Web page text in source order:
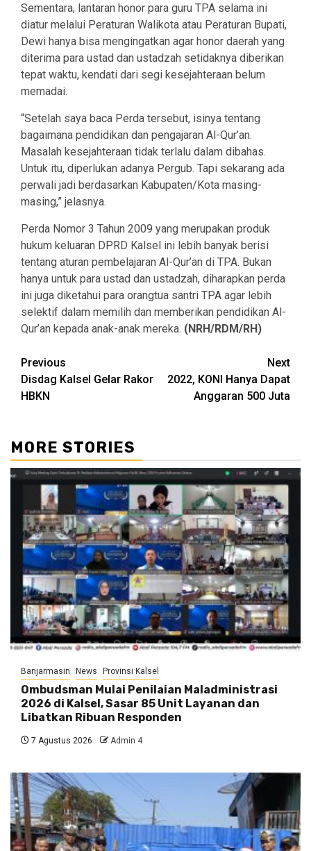
Sementara, lantaran honor para guru TPA selama ini
diatur melalui Peraturan Walikota atau Peraturan Bupati,
Dewi hanya bisa mengingatkan agar honor daerah yang
diterima para ustad dan ustadzah setidaknya diberikan
tepat waktu, kendati dari segi kesejahteraan belum
memadai.
“Setelah saya baca Perda tersebut, isinya tentang
bagaimana pendidikan dan pengajaran Al-Qur’an.
Masalah kesejahteraan tidak terlalu dalam dibahas.
Untuk itu, diperlukan adanya Pergub. Tapi sekarang ada
perwali jadi berdasarkan Kabupaten/Kota masing-
masing,” jelasnya.
Perda Nomor 3 Tahun 2009 yang merupakan produk
hukum keluaran DPRD Kalsel ini lebih banyak berisi
tentang aturan pembelajaran Al-Qur’an di TPA. Bukan
hanya untuk para ustad dan ustadzah, diharapkan perda
ini juga diketahui para orangtua santri TPA agar lebih
selektif dalam memilih dan memberikan pendidikan Al-
Qur’an kepada anak-anak mereka. (NRH/RDM/RH)
Continue
Reading
Previous
Disdag Kalsel Gelar Rakor
HBKN
Next
2022, KONI Hanya Dapat
Anggaran 500 Juta
MORE STORIES
Banjarmasin News Provinsi Kalsel
Ombudsman Mulai Penilaian Maladministrasi
2026 di Kalsel, Sasar 85 Unit Layanan dan
Libatkan Ribuan Responden
7 Agustus 2026 Admin 4